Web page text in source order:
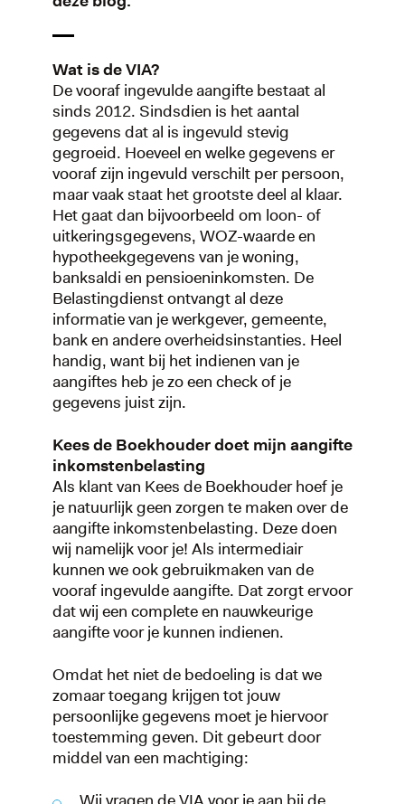
Wat is de VIA?
De vooraf ingevulde aangifte bestaat al
sinds 2012. Sindsdien is het aantal
gegevens dat al is ingevuld stevig
gegroeid. Hoeveel en welke gegevens er
vooraf zijn ingevuld verschilt per persoon,
maar vaak staat het grootste deel al klaar.
Het gaat dan bijvoorbeeld om loon- of
uitkeringsgegevens, WOZ-waarde en
hypotheekgegevens van je woning,
banksaldi en pensioeninkomsten. De
Belastingdienst ontvangt al deze
informatie van je werkgever, gemeente,
bank en andere overheidsinstanties. Heel
handig, want bij het indienen van je
aangiftes heb je zo een check of je
gegevens juist zijn.
Kees de Boekhouder doet mijn aangifte
inkomstenbelasting
Als klant van Kees de Boekhouder hoef je
je natuurlijk geen zorgen te maken over de
aangifte inkomstenbelasting. Deze doen
wij namelijk voor je! Als intermediair
kunnen we ook gebruikmaken van de
vooraf ingevulde aangifte. Dat zorgt ervoor
dat wij een complete en nauwkeurige
aangifte voor je kunnen indienen.
Omdat het niet de bedoeling is dat we
zomaar toegang krijgen tot jouw
persoonlijke gegevens moet je hiervoor
toestemming geven. Dit gebeurt door
middel van een machtiging: